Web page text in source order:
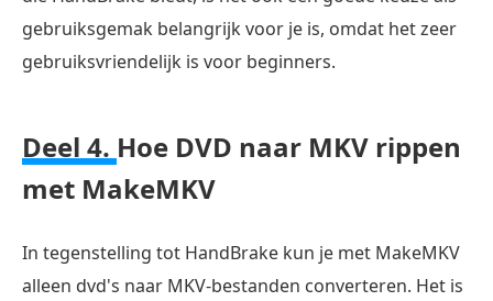
gebruiksgemak belangrijk voor je is, omdat het zeer
gebruiksvriendelijk is voor beginners.
Deel 4. Hoe DVD naar MKV rippen
met MakeMKV
In tegenstelling tot HandBrake kun je met MakeMKV
alleen dvd's naar MKV-bestanden converteren. Het is